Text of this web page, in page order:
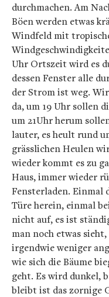
durchmachen. Am
Böen werden etwas
Windfeld mit
Uhr Ortszeit wird es
dessen Fenster alle
der Strom ist weg.
da, um 19 Uhr sollen
um 21Uhr herum
lauter, es heult rund
grässlichen Heulen
wieder kommt es zu
Haus, immer wieder
Fensterladen. Einmal
Türe herein, einmal
nicht auf, es ist
man noch etwas
irgendwie weniger
wie sich die Bäume
geht. Es wird dunkel,
bleibt ist das zornige